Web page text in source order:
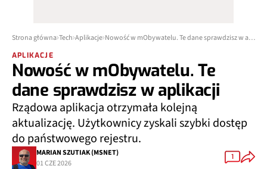
Strona główna Tech Aplikacje Nowość w mObywatelu. Te dane sprawdzisz w aplikacji
APLIKACJE
Nowość w mObywatelu. Te
dane sprawdzisz w aplikacji
Rządowa aplikacja otrzymała kolejną
aktualizację. Użytkownicy zyskali szybki dostęp
do państwowego rejestru.
MARIAN SZUTIAK (MSNET)
01 CZE 2026
1